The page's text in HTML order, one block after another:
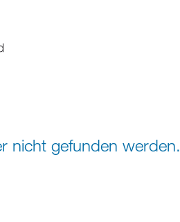
nicht gefunden werden.